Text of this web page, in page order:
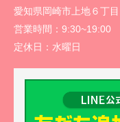
愛知県岡崎市上地６丁
営業時間： 9:30~19:00
定休日： 水曜日